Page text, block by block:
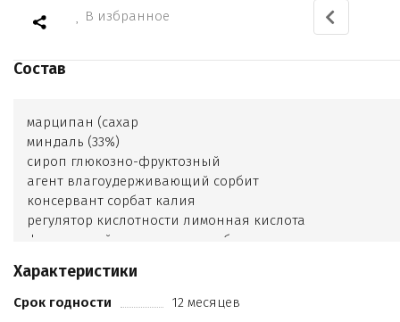
В избранное
Состав
марципан (сахар
миндаль (33%)
сироп глюкозно-фруктозный
агент влагоудерживающий сорбит
консервант сорбат калия
регулятор кислотности лимонная кислота
ферментный препарат микробного происхождения
красители тартразин
желтый «солнечный закат»
Характеристики
Срок годности
12 месяцев